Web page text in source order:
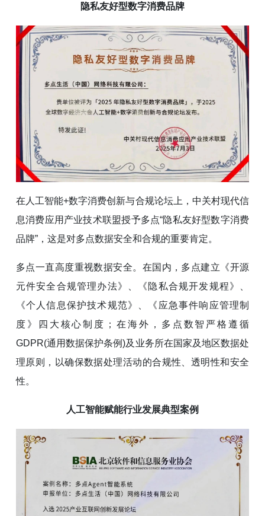
隐私友好型数字消费品牌
在人工智能+数字消费创新与合规论坛上，中关村现代信
息消费应用产业技术联盟授予多点“隐私友好型数字消费
品牌”，这是对多点数据安全和合规的重要肯定。
多点一直高度重视数据安全。在国内，多点建立《开源
元件安全合规管理办法》、《隐私合规开发规程》、
《个人信息保护技术规范》、《应急事件响应管理制
度》四大核心制度；在海外，多点数智严格遵循
GDPR(通用数据保护条例)及业务所在国家及地区数据处
理原则，以确保数据处理活动的合规性、透明性和安全
性。
人工智能赋能行业发展典型案例